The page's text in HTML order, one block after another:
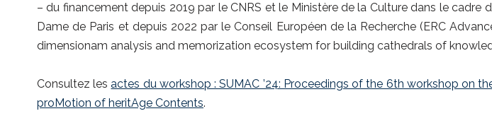
– du financement depuis 2019 par le CNRS et le Ministère de la Culture dans le cadre
Dame de Paris et depuis 2022 par le Conseil Européen de la Recherche (ERC
dimensionam analysis and memorization ecosystem for building cathedrals of
Consultez lesactes du workshop : SUMAC ’24: Proceedings of the 6th workshop on
proMotion of heritAge Contents.